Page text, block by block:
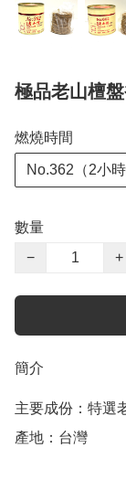
極品老山檀
燃燒時間
No.362（2小時
數量
−
+
簡介
主要成份：特選
產地：台灣